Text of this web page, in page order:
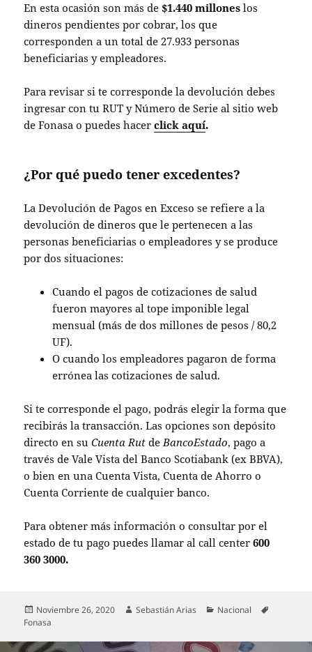
En esta ocasión son más de$1.440 millones los
dineros pendientes por cobrar, los que
corresponden a un total de 27.933 personas
beneficiarias y empleadores.
Para revisar si te corresponde la devolución debes
ingresar con tu RUT y Número de Serie al sitio web
de Fonasa o puedes hacerclick aquí.
¿Por qué puedo tener excedentes?
La Devolución de Pagos en Exceso se refiere a la
devolución de dineros que le pertenecen a las
personas beneficiarias o empleadores y se produce
por dos situaciones:
Cuando el pagos de cotizaciones de salud
fueron mayores al tope imponible legal
mensual (más de dos millones de pesos / 80,2
UF).
O cuando los empleadores pagaron de forma
errónea las cotizaciones de salud.
Si te corresponde el pago, podrás elegir la forma que
recibirás la transacción. Las opciones son depósito
directo en suCuenta Rut de BancoEstado, pago a
través de Vale Vista del Banco Scotiabank (ex BBVA),
o bien en una Cuenta Vista, Cuenta de Ahorro o
Cuenta Corriente de cualquier banco.
Para obtener más información o consultar por el
estado de tu pago puedes llamar al call center600
360 3000.
Publicado
el
Noviembre 26, 2020 Autor
Sebastián Arias Categorías
Nacional
Fonasa
Navegación